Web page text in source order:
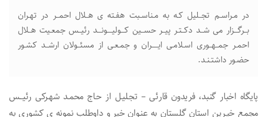
در مـراسـم تجــلیل کـه به مـناسـبت هفـته ی هــلال احمــر در تهـران
بــرگـــزار می شــد دکــتـر پیــر حســین کـــولیــــونـــد رئیــس جمعـیت هــلال
احمـر جمــهــوری اسـلامـی ایـــــران و جمـعـی از مسئــولان ارشــد کشـور
حضـور داشتـنـد.
پایگاه اخبار گنبد، فریدون قارئی – تجـلیـل از حـاج محمـد شهـرکی رئیـــس
مجمع خیـرین استان گلستان به عنـوان خیر و داوطلب نمونه ی کشوری به